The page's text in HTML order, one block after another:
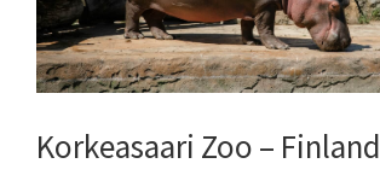
Korkeasaari Zoo – Finland